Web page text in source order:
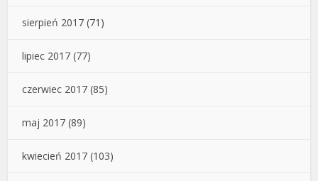
sierpień 2017 (71)
lipiec 2017 (77)
czerwiec 2017 (85)
maj 2017 (89)
kwiecień 2017 (103)